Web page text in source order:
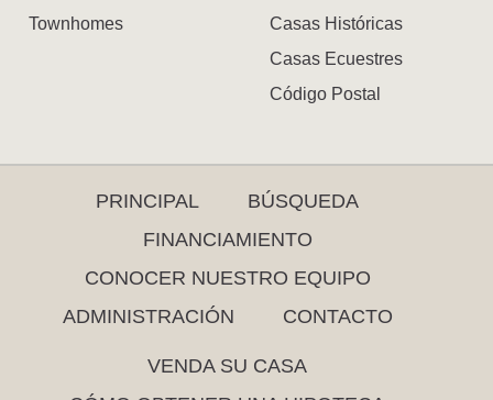
Townhomes
Casas Históricas
Casas Ecuestres
Código Postal
PRINCIPAL
BÚSQUEDA
FINANCIAMIENTO
CONOCER NUESTRO EQUIPO
ADMINISTRACIÓN
CONTACTO
VENDA SU CASA